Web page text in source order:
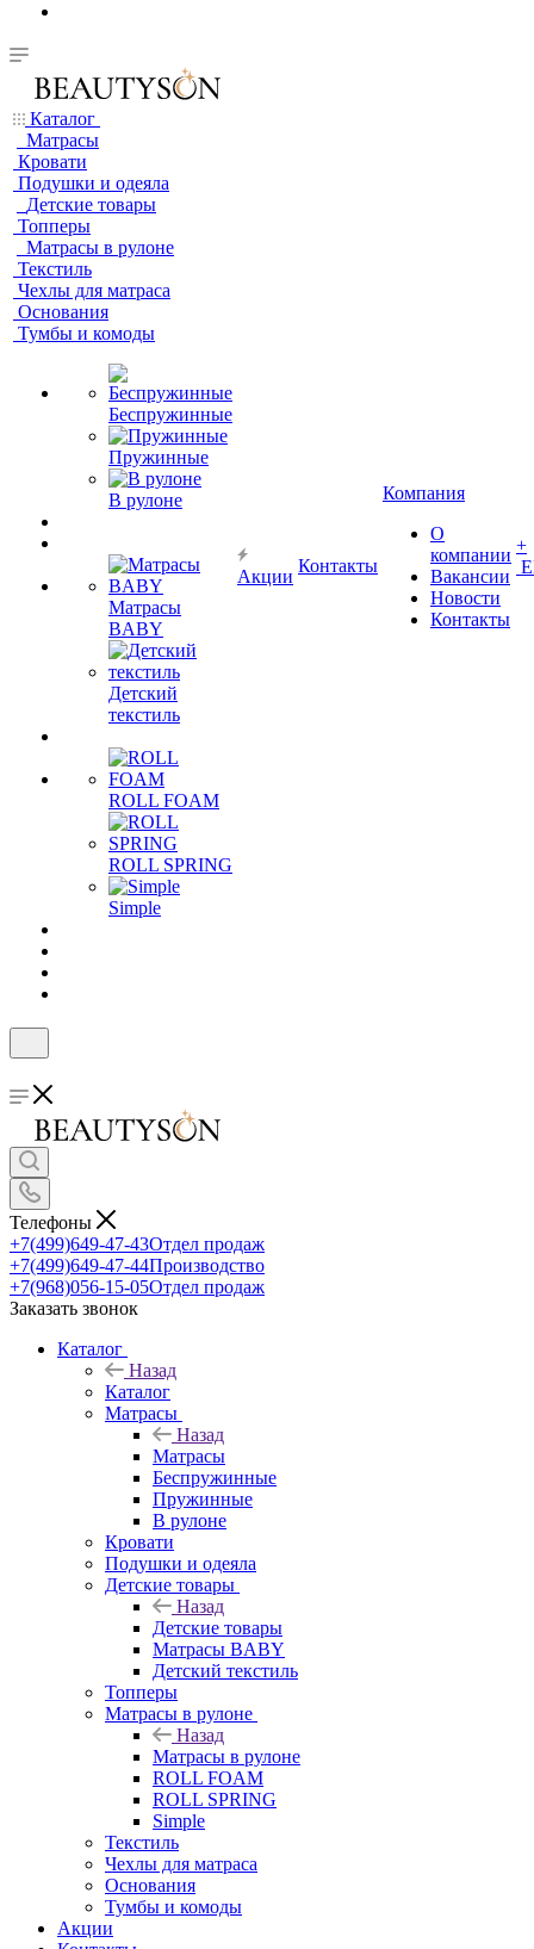
Каталог
Матрасы
Кровати
Подушки и одеяла
Детские товары
Топперы
Матрасы в рулоне
Текстиль
Чехлы для матраса
Основания
Тумбы и комоды
Беспружинные
Пружинные
В рулоне
Матрасы
BABY
Детский
текстиль
ROLL FOAM
ROLL SPRING
Simple
Акции
Контакты
Компания
О
компании
Вакансии
Новости
Контакты
+
Телефоны
+7(499)649-47-43Отдел продаж
+7(499)649-47-44Производство
+7(968)056-15-05Отдел продаж
Заказать звонок
Каталог
Назад
Каталог
Матрасы
Назад
Матрасы
Беспружинные
Пружинные
В рулоне
Кровати
Подушки и одеяла
Детские товары
Назад
Детские товары
Матрасы BABY
Детский текстиль
Топперы
Матрасы в рулоне
Назад
Матрасы в рулоне
ROLL FOAM
ROLL SPRING
Simple
Текстиль
Чехлы для матраса
Основания
Тумбы и комоды
Акции